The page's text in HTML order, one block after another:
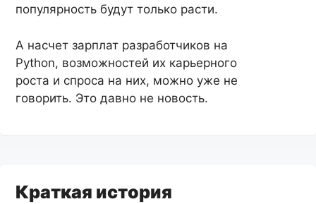
популярность будут только расти.
А насчет зарплат разработчиков на
Python, возможностей их карьерного
роста и спроса на них, можно уже не
говорить. Это давно не новость.
Краткая история